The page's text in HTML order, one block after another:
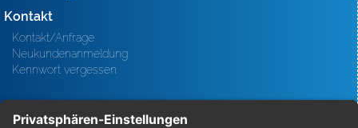
Kontakt
Kontakt/Anfrage
Neukundenanmeldung
Kennwort vergessen